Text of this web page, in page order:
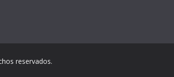
reservados.